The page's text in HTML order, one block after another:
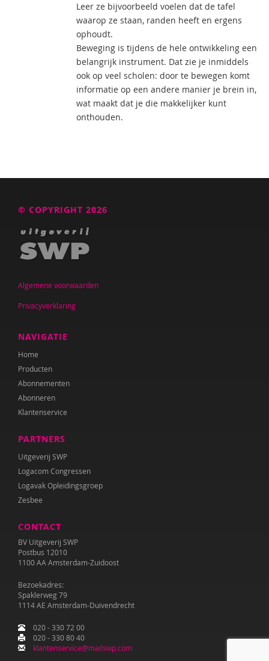
Leer ze bijvoorbeeld voelen dat de tafel
waarop ze staan, randen heeft en ergens
ophoudt.
Beweging is tijdens de hele ontwikkeling een
belangrijk instrument. Dat zie je inmiddels
ook op veel scholen: door te bewegen komt
informatie op een andere manier je brein in,
wat maakt dat je die makkelijker kunt
onthouden.
© COPYRIGHT 2026
Algemene voorwaarden
Privacyverklaring
NAVIGATIE
Home
Producten
Abonnementen
Abonneren
Klantenservice
PARTNERS
Uitgeverij SWP
Logacom Congressen
Logavak Opleidingsgroep
Zesbee
CONTACT
BV Uitgeverij SWP
Postbus 12010
1100 AA Amsterdam-Zuidoost
Bezoekadres:
Spaklerweg 79
1114 AE Amsterdam-Duivendrecht
020 - 330 72 00
020 - 330 80 40
klantenservice@mailswp.com